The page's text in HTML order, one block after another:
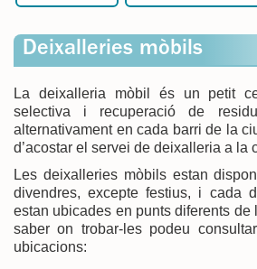
Deixalleries mòbils
La deixalleria mòbil és un petit
selectiva i recuperació de
alternativament en cada barri de la
d’acostar el servei de deixalleria a la
Les deixalleries mòbils estan
divendres, excepte festius, i cada
estan ubicades en punts diferents de
saber on trobar-les podeu
ubicacions: